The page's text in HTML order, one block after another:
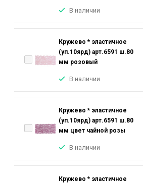
В наличии
Кружево * эластичное
(уп.10ярд) арт.6591 ш.80
мм розовый
В наличии
Кружево * эластичное
(уп.10ярд) арт.6591 ш.80
мм цвет чайной розы
В наличии
Кружево * эластичное